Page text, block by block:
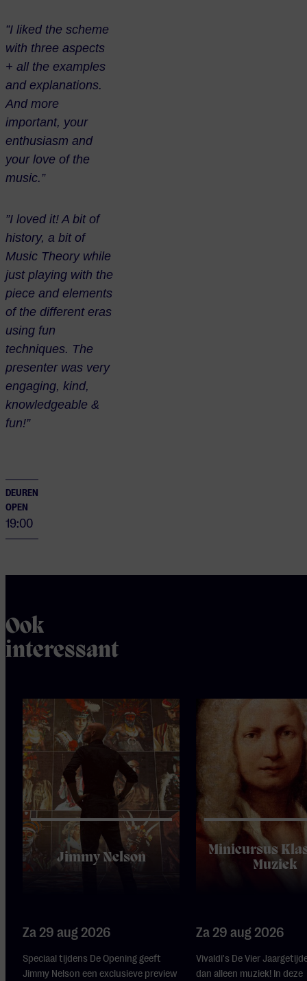
”I liked the scheme
with three aspects
+ all the examples
and explanations.
And more
important, your
enthusiasm and
your love of the
music.”
”I loved it! A bit of
history, a bit of
Music Theory while
just playing with the
piece and elements
of the different eras
using fun
techniques. The
presenter was very
engaging, kind,
knowledgeable &
fun!”
DEUREN
OPEN
19:00
Ook
interessant
Jimmy Nelson
Za 29 aug 2026
Speciaal tijdens De Opening geeft
Jimmy Nelson een exclusieve preview
Minicursus
Muziek
Za 29 aug 2026
Vivaldi's De Vier
dan alleen muziek! In deze